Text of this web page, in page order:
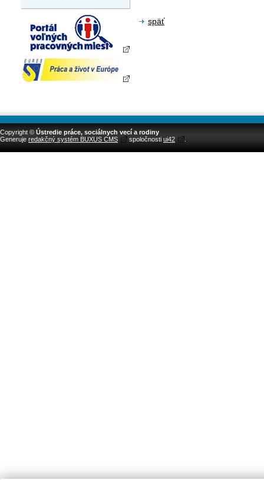
späť
Copyright © Ústredie práce, sociálnych vecí a rodiny
Generuje redakčný systém BUXUS CMS spoločnosti ui42